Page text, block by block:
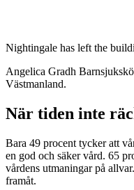
Nightingale has left the
Angelica Gradh
Västmanland.
När tiden inte
Bara 49 procent tycker att
en god och säker vård. 65
vårdens utmaningar på allvar.
framåt.